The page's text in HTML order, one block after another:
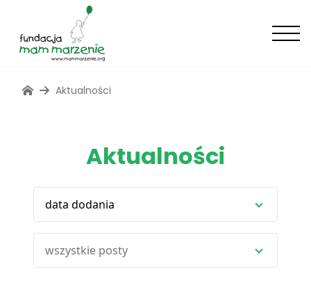
Aktualności
Aktualności
data dodania
wszystkie posty